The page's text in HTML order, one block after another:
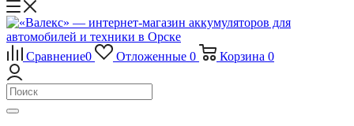
Сравнение0 Отложенные 0 Корзина 0